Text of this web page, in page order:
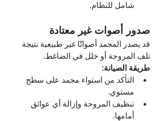
شامل للنظام.
صدور أصوات غير معتادة
قد يصدر المجمد أصواتًا غير طبيعية نتيجة
تلف المروحة أو خلل في الضاغط.
طريقة الصيانة:
التأكد من استواء مجمد على سطح
مستوي.
تنظيف المروحة وإزالة أي عوائق
أمامها.